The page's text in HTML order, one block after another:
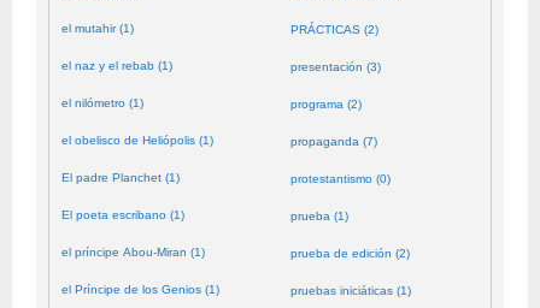
el mutahir (1)
el naz y el rebab (1)
el nilómetro (1)
el obelisco de Heliópolis (1)
El padre Planchet (1)
El poeta escribano (1)
el príncipe Abou-Miran (1)
el Príncipe de los Genios (1)
PRÁCTICAS (2)
presentación (3)
programa (2)
propaganda (7)
protestantismo (0)
prueba (1)
prueba de edición (2)
pruebas iniciáticas (1)